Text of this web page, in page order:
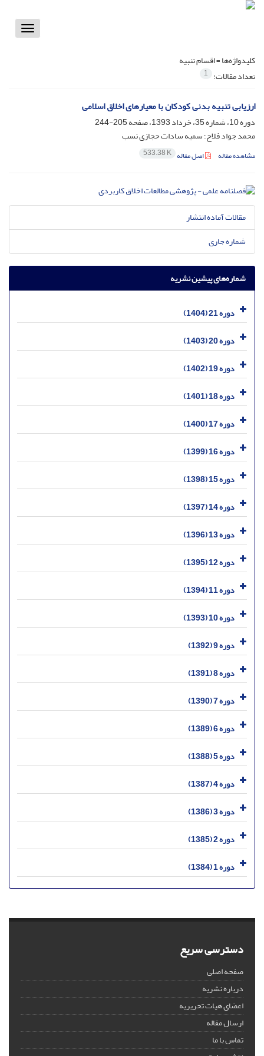
Toggle
کلیدواژه‌ها =اقسام تنبیه
تعداد مقالات: 1
ارزیابی تنبیه بدنی کودکان با معیارهای اخلاق اسلامی
دوره 10، شماره 35، خرداد 1393، صفحه
205-244
محمد جواد فلاح؛ سمیه سادات حجازی نسب
مشاهده مقاله اصل مقاله 533.38 K
مقالات آماده انتشار
شماره جاری
شماره‌های پیشین نشریه
دوره 21 (1404)
دوره 20 (1403)
دوره 19 (1402)
دوره 18 (1401)
دوره 17 (1400)
دوره 16 (1399)
دوره 15 (1398)
دوره 14 (1397)
دوره 13 (1396)
دوره 12 (1395)
دوره 11 (1394)
دوره 10 (1393)
دوره 9 (1392)
دوره 8 (1391)
دوره 7 (1390)
دوره 6 (1389)
دوره 5 (1388)
دوره 4 (1387)
دوره 3 (1386)
دوره 2 (1385)
دوره 1 (1384)
دسترسی سریع
صفحه اصلی
درباره نشریه
اعضای هیات تحریریه
ارسال مقاله
تماس با ما